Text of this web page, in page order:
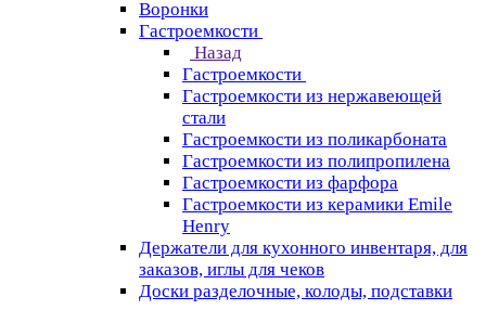
Воронки
Гастроемкости
Назад
Гастроемкости
Гастроемкости из нержавеющей
стали
Гастроемкости из поликарбоната
Гастроемкости из полипропилена
Гастроемкости из фарфора
Гастроемкости из керамики Emile
Henry
Держатели для кухонного инвентаря, для
заказов, иглы для чеков
Доски разделочные, колоды, подставки